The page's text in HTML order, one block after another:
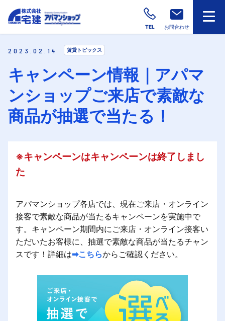
TEL お問合わせ
2023.02.14 賃貸トピックス
キャンペーン情報｜アパマ
ンショップご来店で素敵な
商品が抽選で当たる！
※キャンペーンはキャンペーンは終了しまし
た
アパマンショップ各店では、現在ご来店・オンライン
接客で素敵な商品が当たるキャンペーンを実施中で
す。キャンペーン期間内にご来店・オンライン接客い
ただいたお客様に、抽選で素敵な商品が当たるチャン
スです！詳細は➡こちらからご確認ください。